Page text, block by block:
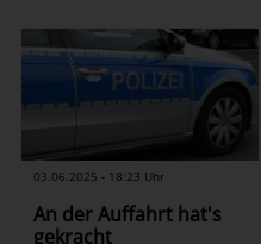
03.06.2025 - 18:23 Uhr
An der Auffahrt hat's
gekracht